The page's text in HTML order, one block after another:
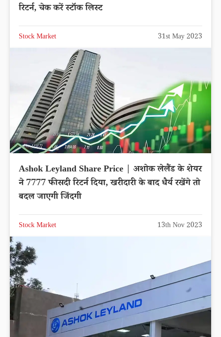
रिटर्न, चेक करें स्टॉक लिस्ट
Stock Market 31st May 2023
Ashok Leyland Share Price | अशोक लेलैंड के शेयर
ने 7777 फीसदी रिटर्न दिया, खरीदारी के बाद धैर्य रखेंगे तो
बदल जाएगी जिंदगी
Stock Market 13th Nov 2023